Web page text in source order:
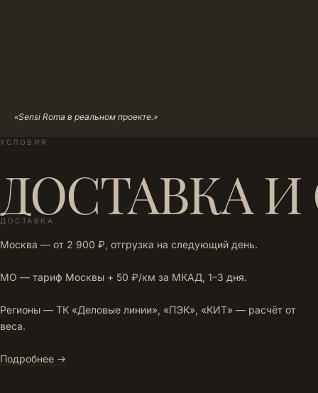
«Sensi Roma в реальном проекте.»
УСЛОВИЯ
ДОСТАВКА
ДОСТАВКА
Москва — от 2 900 ₽, отгрузка на следующий день.
МО — тариф Москвы + 50 ₽/км за МКАД, 1–3 дня.
Регионы — ТК «Деловые линии», «ПЭК», «КИТ» — расчёт от
веса.
Подробнее →